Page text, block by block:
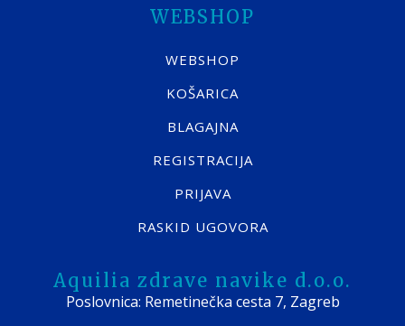
WEBSHOP
WEBSHOP
KOŠARICA
BLAGAJNA
REGISTRACIJA
PRIJAVA
RASKID UGOVORA
Aquilia zdrave navike d.o.o.
Poslovnica: Remetinečka cesta 7, Zagreb